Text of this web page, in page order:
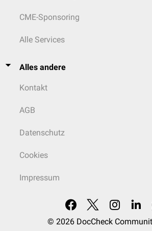
CME-Sponsoring
Alle Services
Alles andere
Kontakt
AGB
Datenschutz
Cookies
Impressum
© 2026 DocCheck